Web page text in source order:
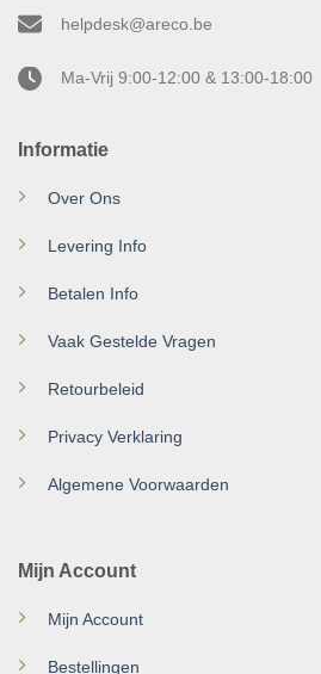
Informatie
Over Ons
Levering Info
Betalen Info
Vaak Gestelde Vragen
Retourbeleid
Privacy Verklaring
Algemene Voorwaarden
Mijn Account
Mijn Account
Bestellingen
helpdesk@areco.be
Ma-Vrij 9:00-12:00 & 13:00-18:00